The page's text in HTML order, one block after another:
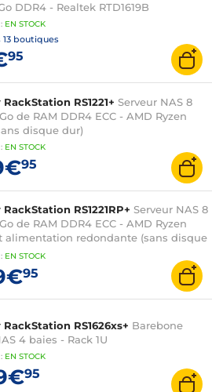
DDR4 - Realtek RTD1619B
: EN STOCK
13 boutiques
95
RS1221+ Serveur NAS 8
de RAM DDR4 ECC - AMD Ryzen
disque dur)
: EN STOCK
95
RS1221RP+ Serveur NAS 8
de RAM DDR4 ECC - AMD Ryzen
alimentation redondante (sans disque
: EN STOCK
95
RS1626xs+ Barebone
4 baies - Rack 1U
: EN STOCK
95